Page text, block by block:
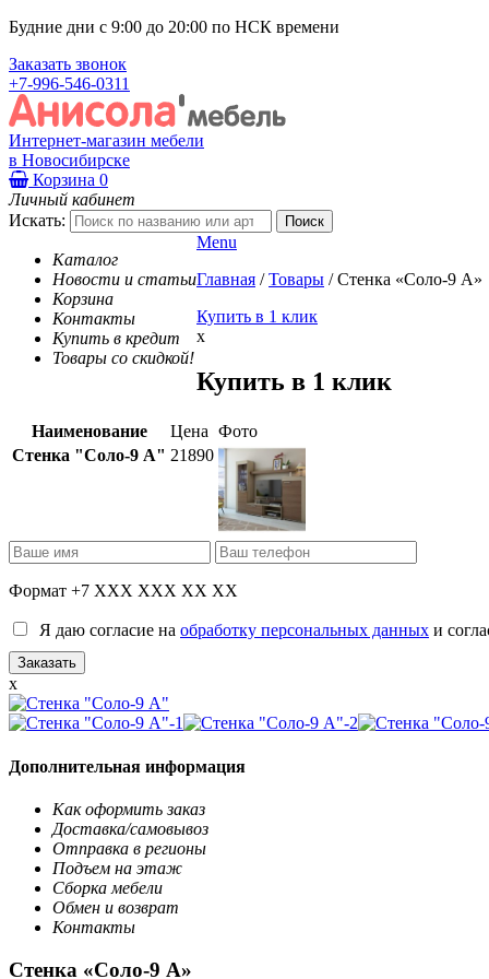
Будние дни с 9:00 до 20:00 по НСК времени
Заказать звонок
+7-996-546-0311
Интернет-магазин мебели
в Новосибирске
Корзина 0
Личный кабинет
Искать:
Каталог
Новости и статьи
Корзина
Контакты
Купить в кредит
Товары со скидкой!
Menu
Главная / Товары / Стенка «Соло-9 А»
Купить в 1 клик
x
Купить в 1 клик
Наименование Цена Фото
Стенка "Соло-9 А" 21890
Формат +7 XXX XXX XX XX
Я даю согласие на обработку персональных данных и
x
Дополнительная информация
Как оформить заказ
Доставка/самовывоз
Отправка в регионы
Подъем на этаж
Сборка мебели
Обмен и возврат
Контакты
Стенка «Соло-9 А»